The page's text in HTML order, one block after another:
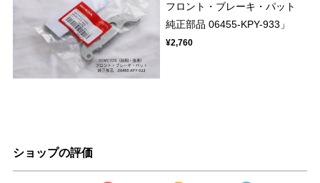
フロント・ブレーキ・パット
純正部品 06455-KPY-933」
¥2,760
ショップの評価